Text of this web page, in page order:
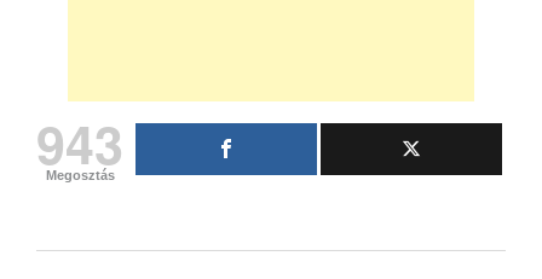
943
Megosztás